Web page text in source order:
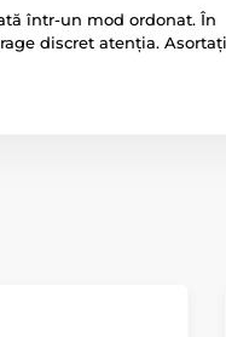
într-un mod ordonat. În
discret atenția.